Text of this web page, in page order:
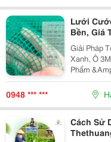
Lưới
Bền, Giá
Giải Pháp
Xanh, Ô
Phẩm
Pháp Phơi
Kiệm
Xanh Của...
0948 *** ***
Cách Sử